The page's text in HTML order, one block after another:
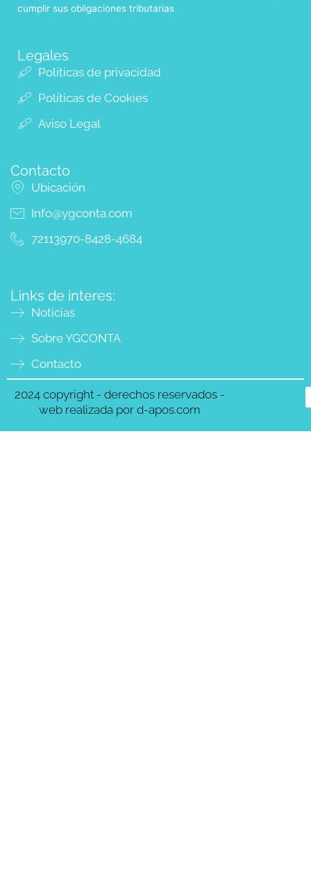
cumplir sus obligaciones tributarias
Legales
Políticas de privacidad
Políticas de Cookies
Aviso Legal
Contacto
Ubicación
Info@ygconta.com
72113970-8428-4684
Links de interes:
Noticias
Sobre YGCONTA
Contacto
2024 copyright - derechos reservados -
web realizada por d-apos.com